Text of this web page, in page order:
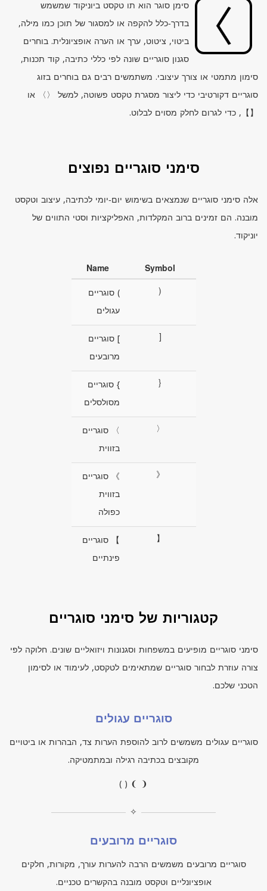
סימן סוגר הוא תו טקסט ביוניקוד שמשמש
בדרך‑כלל להקפה או למסגור של תוכן כמו מילה,
ביטוי, ציטוט, ערך או הערה אופציונלית. בוחרים
סגנון סוגריים שונה לפי כללי כתיבה, קוד תכנות,
סימון מתמטי או צורך עיצובי. משתמשים רבים גם בוחרים בזוג
סוגריים דקורטיבי כדי ליצור מסגרת טקסט פשוטה, למשל 〈〉 או
【】, כדי לגרום לחלק מסוים לבלוט.
סימני סוגריים נפוצים
אלה סימני סוגריים שנמצאים בשימוש יום‑יומי לכתיבה, עיצוב וטקסט
מובנה. הם זמינים ברוב המקלדות, האפליקציות וסטי התווים של
יוניקוד.
Symbol
Name
(
) סוגריים
עגולים
[
] סוגריים
מרובעים
{
} סוגריים
מסולסלים
〈
〉 סוגריים
בזווית
《
》 סוגריים
בזווית
כפולה
【
】 סוגריים
פינתיים
קטגוריות של סימני סוגריים
סימני סוגריים מופיעים במשפחות וסגנונות ויזואליים שונים. חלוקה לפי
צורה עוזרת לבחור סוגריים שמתאימים לטקסט, לעימוד או לסימון
הטכני שלכם.
סוגריים עגולים
סוגריים עגולים משמשים לרוב להוספת הערות צד, הבהרות או ביטויים
מקובצים בכתיבה רגילה ובמתמטיקה.
( ) ❨ ❩
✧
סוגריים מרובעים
סוגריים מרובעים משמשים הרבה להערות עורך, מקורות, חלקים
אופציונליים וטקסט מובנה בהקשרים טכניים.